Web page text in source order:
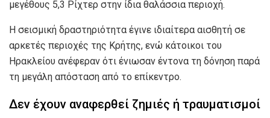
μεγέθους 5,3 Ρίχτερ στην ίδια θαλάσσια περιοχή.
Η σεισμική δραστηριότητα έγινε ιδιαίτερα αισθητή σε
αρκετές περιοχές της Κρήτης, ενώ κάτοικοι του
Ηρακλείου ανέφεραν ότι ένιωσαν έντονα τη δόνηση παρά
τη μεγάλη απόσταση από το επίκεντρο.
Δεν έχουν αναφερθεί ζημιές ή τραυματισμοί